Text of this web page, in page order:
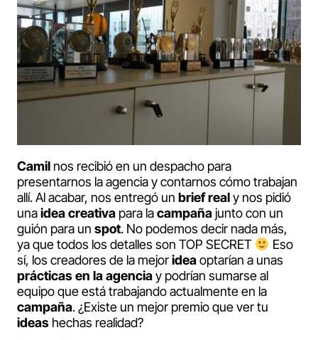
Camil nos recibió en un despacho para
presentarnos la agencia y contarnos cómo trabajan
allí. Al acabar, nos entregó un brief realy nos pidió
unaidea creativa para lacampañajunto con un
guión para un spot. No podemos decir nada más,
ya que todos los detalles son TOP SECRET
Eso
sí, los creadores de la mejorideaoptarían a unas
prácticas en la agenciay podrían sumarse al
equipo que está trabajando actualmente en la
campaña. ¿Existe un mejor premio que ver tu
ideas hechas realidad?